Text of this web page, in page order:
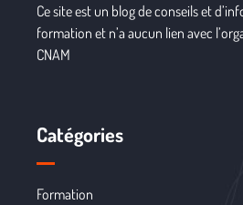
Ce site est un blog de conseils et
formation et n’a aucun lien avec
CNAM
Catégories
Formation